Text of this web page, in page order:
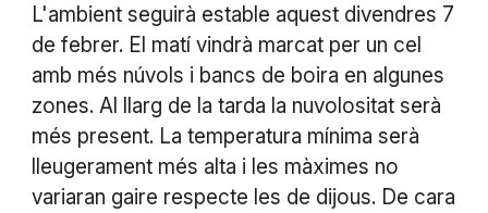
L'ambient seguirà estable aquest divendres 7
de febrer. El matí vindrà marcat per un cel
amb més núvols i bancs de boira en algunes
zones. Al llarg de la tarda la nuvolositat serà
més present. La temperatura mínima serà
lleugerament més alta i les màximes no
variaran gaire respecte les de dijous. De cara